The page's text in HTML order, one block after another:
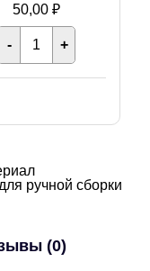
(золото)
50,00₽
+
Количество
для
тросика
-
ручной сборки
(0)